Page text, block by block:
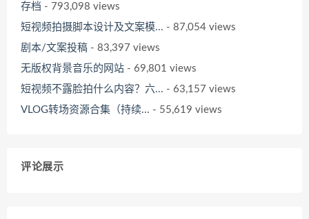
存档 - 793,098 views
短视频拍摄脚本设计及文案模... - 87,054 views
剧本/文案投稿 - 83,397 views
无版权背景音乐的网站 - 69,801 views
短视频不露脸拍什么内容？六... - 63,157 views
VLOG转场资源合集（持续... - 55,619 views
评论展示